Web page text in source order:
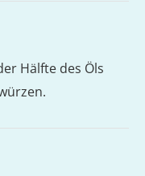
Hälfte des Öls